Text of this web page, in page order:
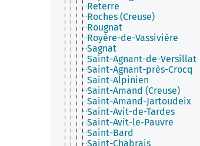
Reterre
Roches (Creuse)
Rougnat
Royère-de-Vassivière
Sagnat
Saint-Agnant-de-Versillat
Saint-Agnant-près-Crocq
Saint-Alpinien
Saint-Amand (Creuse)
Saint-Amand-Jartoudeix
Saint-Avit-de-Tardes
Saint-Avit-le-Pauvre
Saint-Bard
Saint-Chabrais